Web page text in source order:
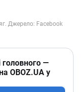
головного —
OBOZ.UA у